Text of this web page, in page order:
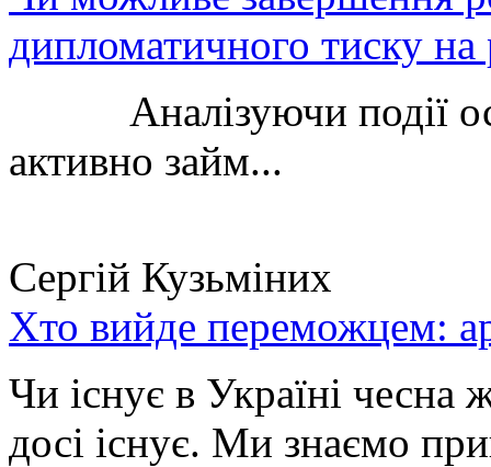
дипломатичного тиску
Аналізуючи події
активно займ...
Сергій Кузьміних
Хто вийде переможцем:
Чи існує в Україні чесна
досі існує. Ми знаємо